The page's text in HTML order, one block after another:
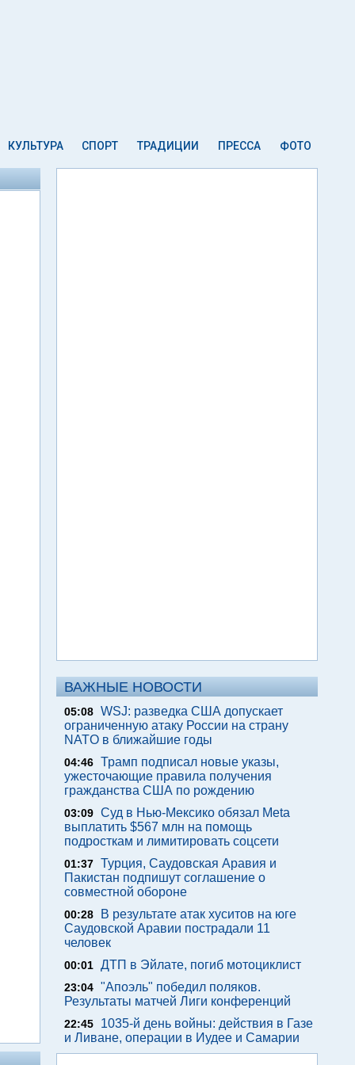
КУЛЬТУРА СПОРТ ТРАДИЦИИ ПРЕССА ФОТО
ВАЖНЫЕ НОВОСТИ
05:08 WSJ: разведка США допускает
ограниченную атаку России на страну
NATO в ближайшие годы
04:46 Трамп подписал новые указы,
ужесточающие правила получения
гражданства США по рождению
03:09 Суд в Нью-Мексико обязал Meta
выплатить $567 млн на помощь
подросткам и лимитировать соцсети
01:37 Турция, Саудовская Аравия и
Пакистан подпишут соглашение о
совместной обороне
00:28
В результате атак хуситов на юге
Саудовской Аравии пострадали 11
человек
00:01 ДТП в Эйлате, погиб мотоциклист
23:04 "Апоэль" победил поляков.
Результаты матчей Лиги конференций
22:45
1035-й день войны: действия в Газе
и Ливане, операции в Иудее и Самарии